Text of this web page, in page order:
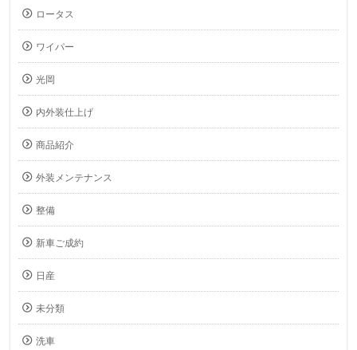
ロータス
ワイパー
光岡
内外装仕上げ
商品紹介
外装メンテナンス
整備
新車ご成約
日産
未分類
洗車